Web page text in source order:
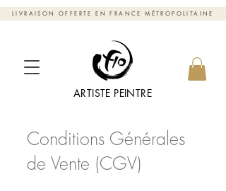
ARTISTE PEINTRE
LIVRAISON OFFERTE EN FRANCE MÉTROPOLITAINE
Conditions Générales
de Vente (CGV)